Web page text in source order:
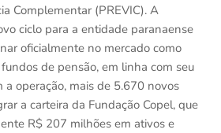
Complementar (PREVIC). A
ciclo para a entidade paranaense
oficialmente no mercado como
de pensão, em linha com seu
a operação, mais de 5.670 novos
a carteira da Fundação Copel, que
R$ 207 milhões em ativos e